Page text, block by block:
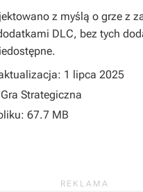
z myślą o grze z
DLC, bez tych
1 lipca 2025
Strategiczna
67.7 MB